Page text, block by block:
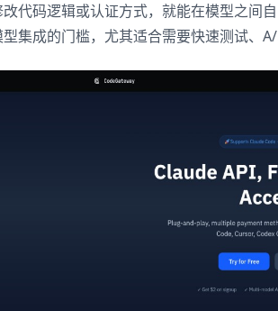
代码逻辑或认证方式，就能在模型之间
集成的门槛，尤其适合需要快速测试、